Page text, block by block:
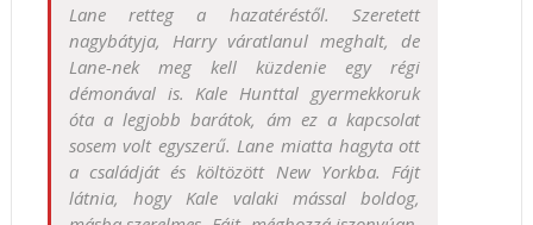
Lane retteg a hazatéréstől. Szeretett
nagybátyja, Harry váratlanul meghalt, de
Lane-nek meg kell küzdenie egy régi
démonával is. Kale Hunttal gyermekkoruk
óta a legjobb barátok, ám ez a kapcsolat
sosem volt egyszerű. Lane miatta hagyta ott
a családját és költözött New Yorkba. Fájt
látnia, hogy Kale valaki mással boldog,